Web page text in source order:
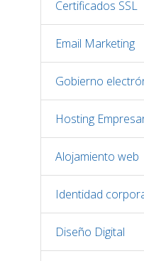
Certificados SSL
Email Marketing
Gobierno
Hosting
Alojamiento web
Identidad
Diseño Digital